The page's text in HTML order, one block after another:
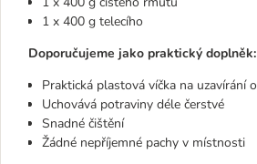
1 x 400 g telecího
Doporučujeme jako praktický doplněk:
Praktická plastová víčka na uzavírání
Uchovává potraviny déle čerstvé
Snadné čištění
Žádné nepříjemné pachy v místnosti